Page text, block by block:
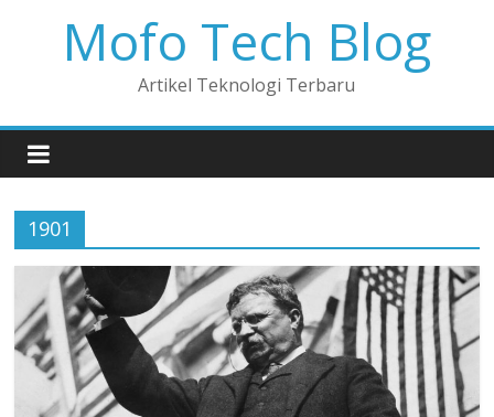
Mofo Tech Blog
Artikel Teknologi Terbaru
1901